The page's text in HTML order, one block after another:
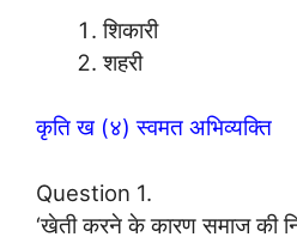
शिकारी
शहरी
कृति ख (४) स्वमत अभिव्यक्ति
Question 1.
‘खेती करने के कारण समाज की